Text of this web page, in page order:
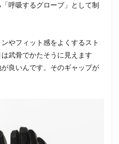
呼吸するグローブ」として制
やフィット感をよくするスト
武骨でかたそうに見えます
良いんです。そのギャップが